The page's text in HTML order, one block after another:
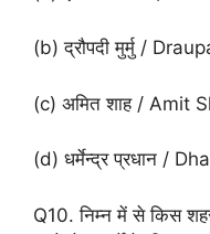
(b) द्रौपदी मुर्मु /
(c) अमित शाह / Amit
(d) धर्मेन्द्र प्रधान /
Q10. निम्न में से किस